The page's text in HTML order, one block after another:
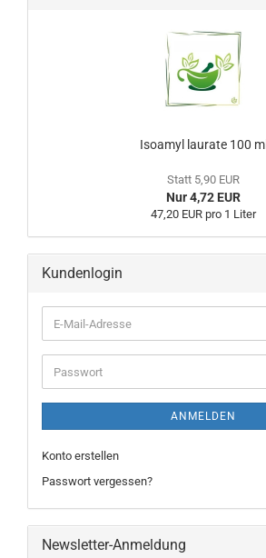
Isoamyl laurate 100 ml
Statt 5,90 EUR
Nur 4,72 EUR
47,20 EUR pro 1 Liter
Kundenlogin
ANMELDEN
Konto erstellen
Passwort vergessen?
Newsletter-Anmeldung